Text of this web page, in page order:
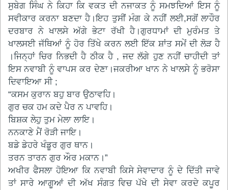
ਸੁਬੇਗ ਸਿੰਘ ਨੇ ਕਿਹਾ ਕਿ ਵਕਤ ਦੀ ਨਜਾਕਤ ਨੂੰ ਸਮਝਦਿਆਂ ਇਸ ਨੂੰ
ਸਵੀਕਾਰ ਕਰਨਾ ਬਣਦਾ ਹੈ।ਇਹ ਤੁਸੀਂ ਮੰਗ ਕੇ ਨਹੀਂ ਲਈ,ਸਗੋਂ ਲਾਹੌਰ
ਦਰਬਾਰ ਨੇ ਖਾਲਸੇ ਅੱਗੇ ਭੇਟਾ ਰੱਖੀ ਹੈ।ਗੁਰਧਾਮਾਂ ਦੀ ਮੁਰੰਮਤ ਤੇ
ਖਾਲਸਈ ਜੱਥਿਆਂ ਨੂੰ ਹੋਰ ਤਿੱਖੇ ਕਰਨ ਲਈ ਇੱਕ ਸ਼ਾਂਤ ਸਮੇਂ ਦੀ ਲੋੜ ਹੈ
।ਜਿਨ੍ਹਾਂ ਚਿਰ ਨਿਭਦੀ ਹੈ ਠੀਕ ਹੈ , ਜਦ ਲੱਗੇ ਹੁਣ ਨਹੀਂ ਚਾਹੀਦੀ ਤਾਂ
ਇਸ ਨਵਾਬੀ ਨੂੰ ਵਾਪਸ ਕਰ ਦੇਣਾ।ਜਕਰੀਆ ਖਾਨ ਨੇ ਖਾਲਸੇ ਨੂੰ ਭਰੋਸਾ
ਦਿਵਾਇਆ ਸੀ ;
“ਕਸਮ ਕੁਰਾਨ ਬਹੁ ਬਾਰ ਉਠਾਵਹਿ।
ਗੁਰ ਚਕ ਹਮ ਕਦੇ ਪੈਰ ਨ ਪਾਵਹਿ।
ਬਿਸ਼ਕ ਲੇਹੁ ਤੁਮ ਮੇਲਾ ਲਾਇ।
ਨਨਕਾਣੇ ਮੈਂ ਰੋੜੀ ਜਾਇ।
ਬਡੇ ਡੇਹਰੇ ਖੰਡੂਰ ਗੁਰ ਥਾਨ।
ਤਰਨ ਤਾਰਨ ਗੁਰ ਔਰ ਮਕਾਨ।”
ਅਖੀਰ ਫੈਸਲਾ ਹੋਇਆ ਕਿ ਨਵਾਬੀ ਕਿਸੇ ਸੇਵਾਦਾਰ ਨੂੰ ਦੇ ਦਿੱਤੀ ਜਾਵੇ
ਤਾਂ ਸਾਰੇ ਆਗੂਆਂ ਦੀ ਅੱਖ ਸੰਗਤ ਵਿਚ ਪੱਖੇ ਦੀ ਸੇਵਾ ਕਰਦੇ ਕਪੂਰ